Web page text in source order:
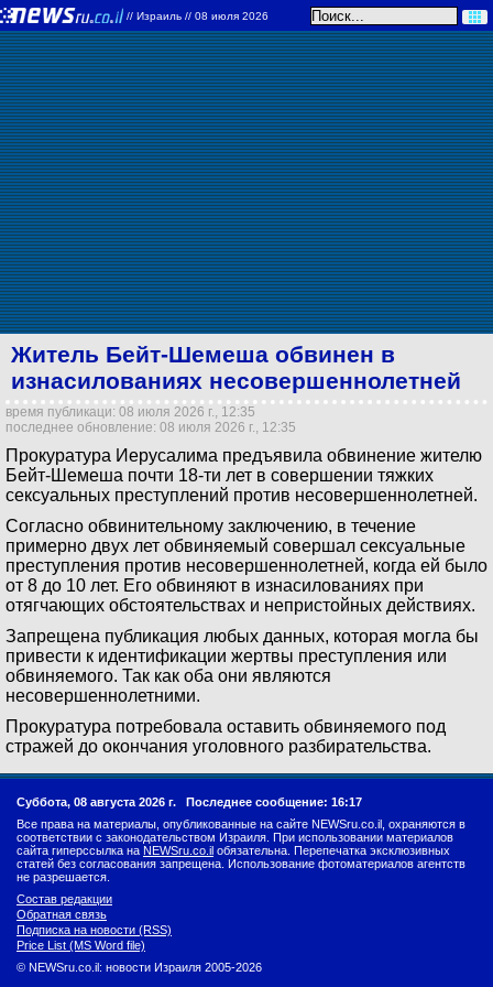
// Израиль // 08 июля 2026
Житель Бейт-Шемеша обвинен в
изнасилованиях несовершеннолетней
время публикаци: 08 июля 2026 г., 12:35
последнее обновление: 08 июля 2026 г., 12:35
Прокуратура Иерусалима предъявила обвинение жителю
Бейт-Шемеша почти 18-ти лет в совершении тяжких
сексуальных преступлений против несовершеннолетней.
Согласно обвинительному заключению, в течение
примерно двух лет обвиняемый совершал сексуальные
преступления против несовершеннолетней, когда ей было
от 8 до 10 лет. Его обвиняют в изнасилованиях при
отягчающих обстоятельствах и непристойных действиях.
Запрещена публикация любых данных, которая могла бы
привести к идентификации жертвы преступления или
обвиняемого. Так как оба они являются
несовершеннолетними.
Прокуратура потребовала оставить обвиняемого под
стражей до окончания уголовного разбирательства.
Суббота, 08 августа 2026 г. Последнее сообщение: 16:17
Все права на материалы, опубликованные на сайте NEWSru.co.il, охраняются в
соответствии с законодательством Израиля. При использовании материалов
сайта гиперссылка на NEWSru.co.il обязательна. Перепечатка эксклюзивных
статей без согласования запрещена. Использование фотоматериалов агентств
не разрешается.
Состав редакции
Обратная связь
Подписка на новости (RSS)
Price List (MS Word file)
© NEWSru.co.il: новости Израиля 2005-2026